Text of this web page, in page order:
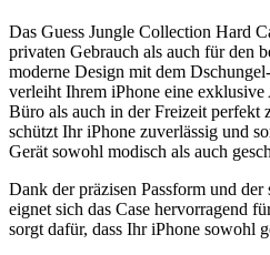
Das Guess Jungle Collection Hard
privaten Gebrauch als auch für den
moderne Design mit dem
verleiht Ihrem iPhone eine
Büro als auch in der Freizeit perfekt
schützt Ihr iPhone zuverlässig und
Gerät sowohl modisch als auch
Dank der präzisen Passform und der
eignet sich das Case hervorragend
sorgt dafür, dass Ihr iPhone sowohl